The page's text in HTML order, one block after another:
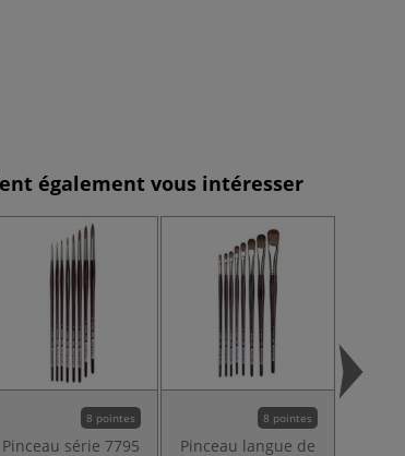
également vous intéresser
8 pointes
Pinceau série 7795
8 pointes
Pinceau langue de